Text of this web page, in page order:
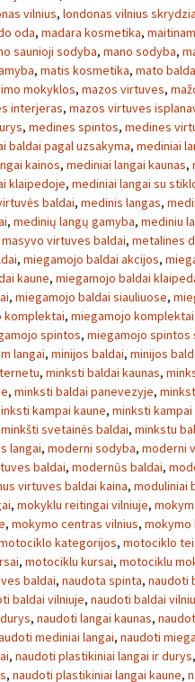
vilnius, londonas vilnius
oda, madara kosmetika,
saunioji sodyba, mano sodyba,
, matis kosmetika, mato
mokyklos, mazos virtuves,
interjeras, mazos virtuves
, medines spintos, medines
baldai pagal uzsakyma, mediniai
kainos, mediniai langai kaunas,
klaipedoje, mediniai langai su
baldai, medinis langas,
, medinių langų gamyba, mediniu
virtuves baldai, metalines
, miegamojo baldai akcijos,
kaune, miegamojo baldai
, miegamojo baldai siauliuose,
komplektai, miegamojo
spintos, miegamojo spintos
langai, minijos baldai, minijos
, minksti baldai kaunas,
, minksti baldai panevezyje,
kampai kaune, minksti
minkšti svetainės baldai, minkstu
langai, moderni sodyba, moderni
baldai, modernūs baldai,
virtuves baldai kaina, moduliniai
, mokyklu reitingai vilniuje,
, mokymo centras vilnius, mokymo
kategorijos, motociklo
, motociklu kursai, motociklu
baldai, naudota spinta, naudoti
baldai vilniuje, naudoti baldai
, naudoti langai kaunas,
mediniai langai, naudoti
, naudoti plastikiniai langai ir durys,
, naudoti plastikiniai langai kaune,